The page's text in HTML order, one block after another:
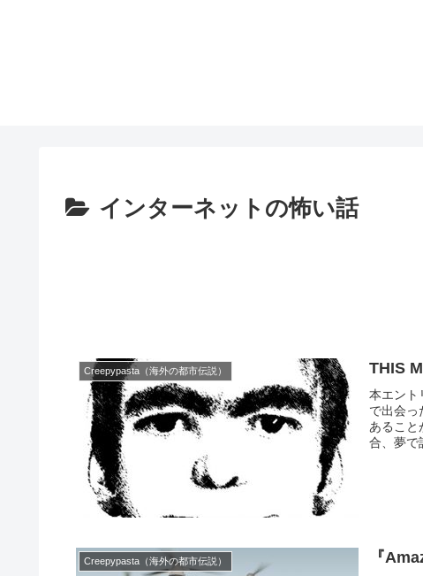
インターネットの怖い話
Creepypasta（海外の都市伝説） THIS
本エント
で出会っ
あること
合、夢で
Creepypasta（海外の都市伝説） 『